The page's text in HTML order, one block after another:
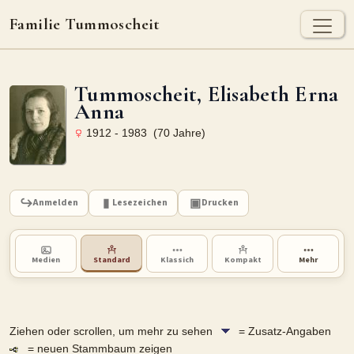
Familie Tummoscheit
Jan Tummoscheit Kai Tummoscheit Klaus Tummoscheit
STAMMBAUM
Ahnenforschung
Orte Historische Karte
Geografische Namensverteilung - Heute
ARCHIV
Fotos Grabsteine
Tummoscheit, Elisabeth Erna
Anna
1912 - 1983 (70 Jahre)
Anmelden Lesezeichen Drucken
Medien Standard Klassich Kompakt Mehr
Ziehen oder scrollen, um mehr zu sehen
= Zusatz-Angaben
= neuen Stammbaum zeigen
1886-1917